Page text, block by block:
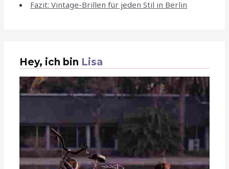
Fazit: Vintage-Brillen für jeden Stil in Berlin
Hey, ich bin Lisa